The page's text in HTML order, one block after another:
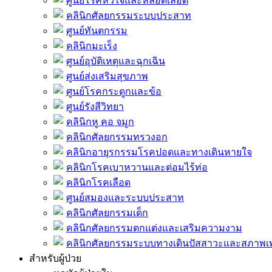
คลินิกศัลยกรรมระบบประสาท
ศูนย์ทันตกรรม
คลินิกมะเร็ง
ศูนย์อุบัติเหตุและฉุกเฉิน
ศูนย์ส่งเสริมสุขภาพ
ศูนย์โรคกระดูกและข้อ
ศูนย์รังสีวิทยา
คลินิกหู คอ จมูก
คลินิกศัลยกรรมทรวงอก
คลินิกอายุรกรรมโรคปอดและทางเดินหายใจ
คลินิกโรคเบาหวานและต่อมไร้ท่อ
คลินิกโรคเลือด
ศูนย์สมองและระบบประสาท
คลินิกศัลยกรรมเด็ก
คลินิกศัลยกรรมตกแต่งและเสริมความงาม
คลินิกศัลยกรรมระบบทางเดินปัสสาวะและสภาพเ
สำหรับผู้ป่วย